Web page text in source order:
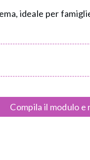
ideale per
Compila il modulo